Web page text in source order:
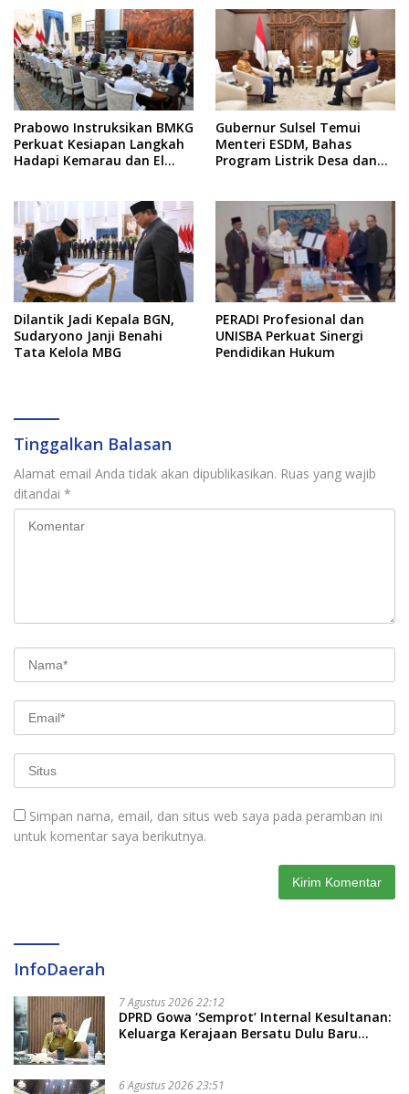
Prabowo Instruksikan BMKG
Perkuat Kesiapan Langkah
Hadapi Kemarau dan El
Gubernur Sulsel Temui
Menteri ESDM, Bahas
Program Listrik Desa dan
Dilantik Jadi Kepala BGN,
Sudaryono Janji Benahi
Tata Kelola MBG
PERADI Profesional dan
UNISBA Perkuat Sinergi
Pendidikan Hukum
Tinggalkan Balasan
Alamat email Anda tidak akan dipublikasikan. Ruas yang wajib
ditandai *
Simpan nama, email, dan situs web saya pada peramban ini
untuk komentar saya berikutnya.
InfoDaerah
7 Agustus 2026 22:12
DPRD Gowa ‘Semprot’ Internal Kesultanan:
Keluarga Kerajaan Bersatu Dulu Baru
6 Agustus 2026 23:51